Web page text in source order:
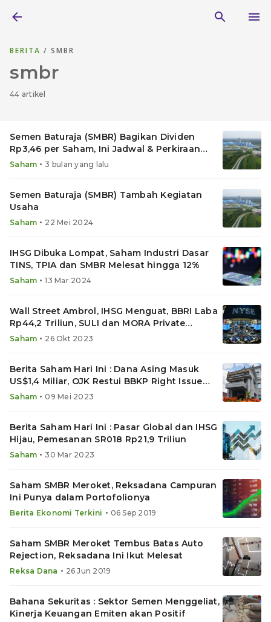
BERITA / SMBR
smbr
44 artikel
Semen Baturaja (SMBR) Bagikan Dividen
Rp3,46 per Saham, Ini Jadwal & Perkiraan
Yield
Saham • 3 bulan yang lalu
Semen Baturaja (SMBR) Tambah Kegiatan
Usaha
Saham • 22 Mei 2024
IHSG Dibuka Lompat, Saham Industri Dasar
TINS, TPIA dan SMBR Melesat hingga 12%
Saham • 13 Mar 2024
Wall Street Ambrol, IHSG Menguat, BBRI Laba
Rp44,2 Triliun, SULI dan MORA Private
Placement
Saham • 26 Okt 2023
Berita Saham Hari Ini : Dana Asing Masuk
US$1,4 Miliar, OJK Restui BBKP Right Issue
Rp12 Triliun
Saham • 09 Mei 2023
Berita Saham Hari Ini : Pasar Global dan IHSG
Hijau, Pemesanan SR018 Rp21,9 Triliun
Saham • 30 Mar 2023
Saham SMBR Meroket, Reksadana Campuran
Ini Punya dalam Portofolionya
Berita Ekonomi Terkini • 06 Sep 2019
Saham SMBR Meroket Tembus Batas Auto
Rejection, Reksadana Ini Ikut Melesat
Reksa Dana • 26 Jun 2019
Bahana Sekuritas : Sektor Semen Menggeliat,
Kinerja Keuangan Emiten akan Positif